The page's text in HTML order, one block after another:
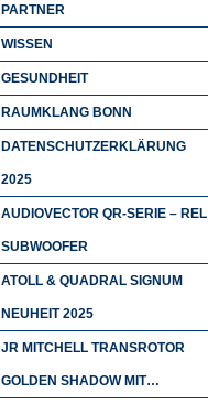
PARTNER
WISSEN
GESUNDHEIT
RAUMKLANG BONN
DATENSCHUTZERKLÄRUNG
2025
AUDIOVECTOR QR-SERIE – REL
SUBWOOFER
ATOLL & QUADRAL SIGNUM
NEUHEIT 2025
JR MITCHELL TRANSROTOR
GOLDEN SHADOW MIT…